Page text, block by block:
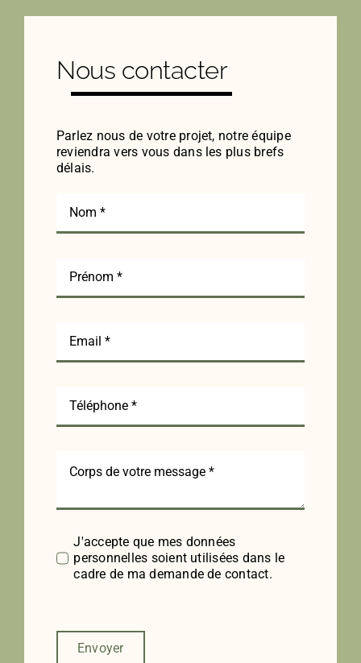
Nous contacter
Parlez nous de votre projet, notre équipe
reviendra vers vous dans les plus brefs
délais.
J'accepte que mes données
personnelles soient utilisées dans le
cadre de ma demande de contact.
Envoyer